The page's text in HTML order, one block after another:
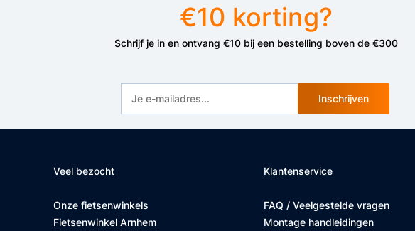
€10 korting?
Schrijf je in en ontvang €10 bij een bestelling boven de €300
Inschrijven
Veel bezocht
Onze fietsenwinkels
Fietsenwinkel Arnhem
Klantenservice
FAQ / Veelgestelde vragen
Montage handleidingen